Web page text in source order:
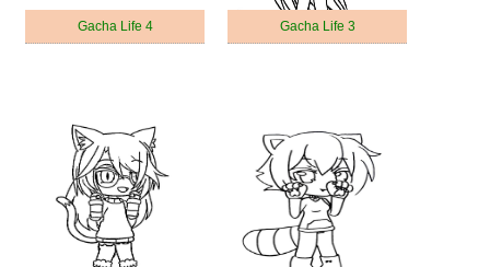
Gacha Life 4 Gacha Life 3